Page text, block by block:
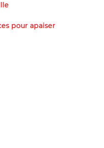
pour apaiser